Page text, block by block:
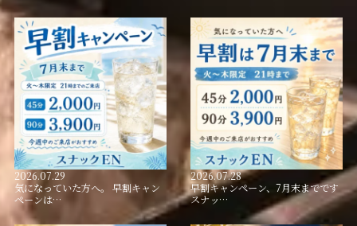
2026.07.29
気になっていた方へ。 早割キャン
ペーンは…
2026.07.28
早割キャンペーン、7月末までです
スナッ…